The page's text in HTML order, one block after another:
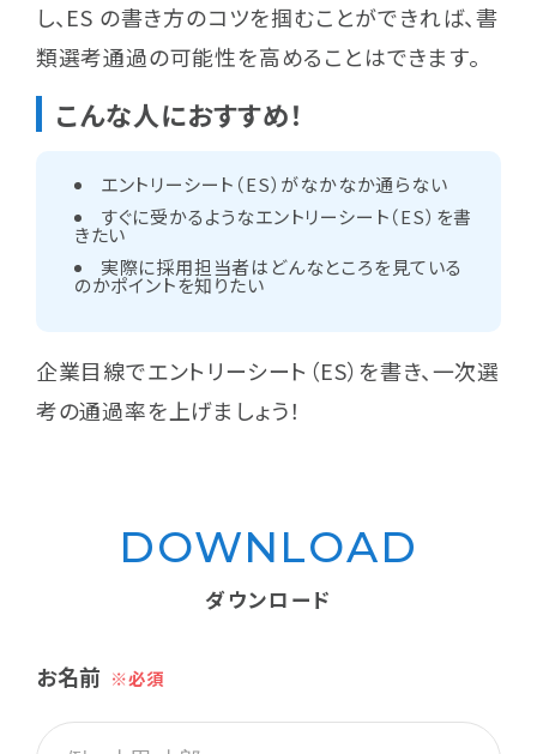
し、ES の書き方のコツを掴むことができれば、書
類選考通過の可能性を高めることはできます。
こんな人におすすめ！
エントリーシート（ES）がなかなか通らない
すぐに受かるようなエントリーシート（ES）を書
きたい
実際に採用担当者はどんなところを見ている
のかポイントを知りたい
企業目線でエントリーシート（ES）を書き、一次選
考の通過率を上げましょう！
DOWNLOAD
ダウンロード
お名前
キャリアスタートで働きたい